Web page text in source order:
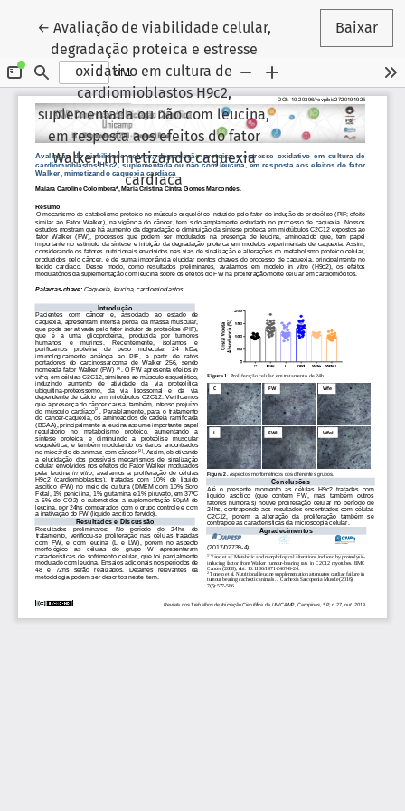
← Voltar aos Detalhes do Artigo
Avaliação de viabilidade celular,
degradação proteica e estresse
oxidativo em cultura de
cardiomioblastos H9c2,
suplementada ou não com leucina,
em resposta aos efeitos do fator
Walker, mimetizando caquexia
cardíaca
Baixar